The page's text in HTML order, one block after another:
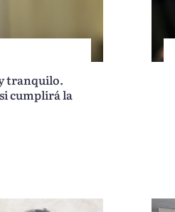
tranquilo.
cumplirá la